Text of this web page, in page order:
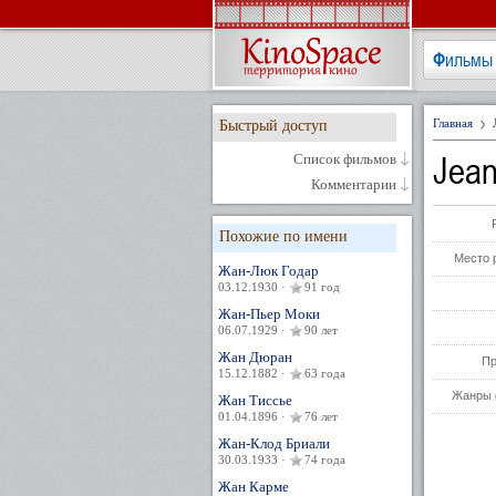
Фильмы
Быстрый доступ
Список фильмов
Комментарии
Похожие по имени
Жан-Люк Годар
03.12.1930 · 91 год
Жан-Пьер Моки
06.07.1929 · 90 лет
Жан Дюран
15.12.1882 · 63 года
Жан Тиссье
01.04.1896 · 76 лет
Жан-Клод Бриали
30.03.1933 · 74 года
Жан Карме
Главная
Место
Жанры